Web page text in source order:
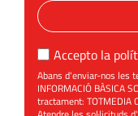
Accepto la
Abans d'enviar-nos les
INFORMACIÓ BÀSICA
tractament: TOTMEDIA